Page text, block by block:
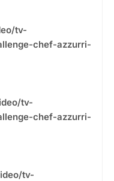
tv-
chef-azzurri-
tv-
chef-azzurri-
tv-